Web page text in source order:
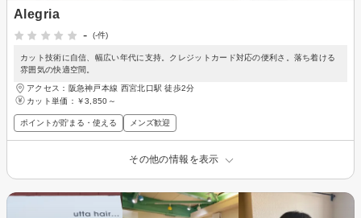
Alegria
-
(-件)
カット技術に自信、幅広い年代に支持。クレジットカード対応の便利さ。落ち着ける
雰囲気の快適空間。
アクセス：阪急神戸本線 西宮北口駅 徒歩2分
カット単価： ￥3,850～
ポイントが貯まる・使える メンズ歓迎
その他の情報を表示